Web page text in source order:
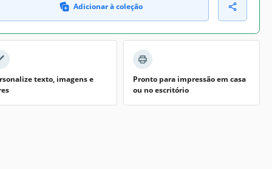
Adicionar à coleção
texto, imagens e
Pronto para impressão em casa
ou no escritório